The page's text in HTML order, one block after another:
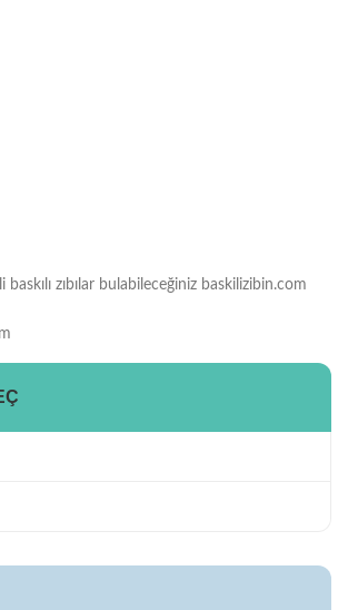
zıbılar bulabileceğiniz baskilizibin.com